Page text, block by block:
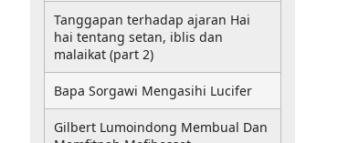
Tanggapan terhadap ajaran Hai
hai tentang setan, iblis dan
malaikat (part 2)
Bapa Sorgawi Mengasihi Lucifer
Gilbert Lumoindong Membual Dan